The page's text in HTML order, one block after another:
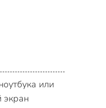
или
экран